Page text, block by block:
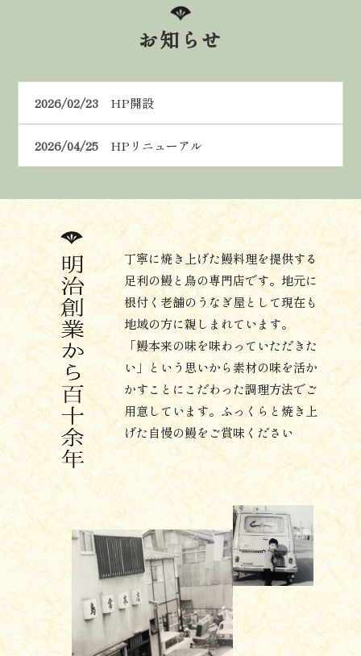
お知らせ
2026/02/23 HP開設
2026/04/25 HPリニューアル
丁寧に焼き上げた鰻料理を提供する
足利の鰻と鳥の専門店です。地元に
根付く老舗のうなぎ屋として現在も
地域の方に親しまれています。
「鰻本来の味を味わっていただきた
い」という思いから素材の味を活か
かすことにこだわった調理方法でご
用意しています。ふっくらと焼き上
げた自慢の鰻をご賞味ください